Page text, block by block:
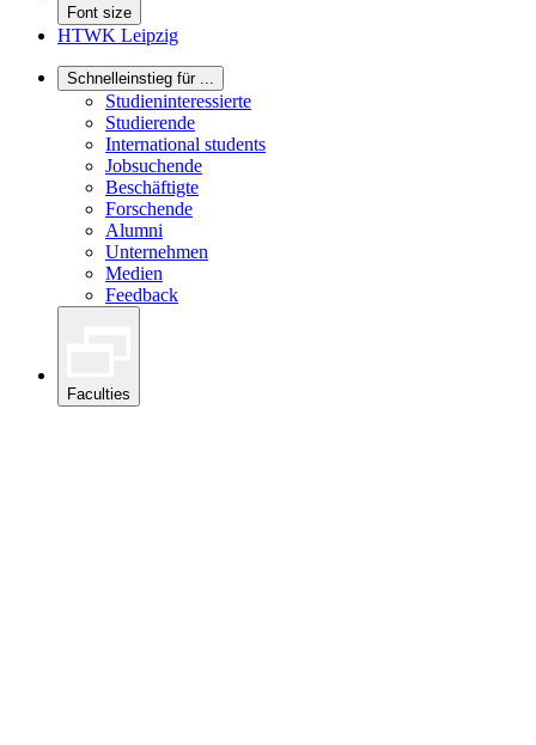
Font size
HTWK Leipzig
Schnelleinstieg für ...
Studieninteressierte
Studierende
International students
Jobsuchende
Beschäftigte
Forschende
Alumni
Unternehmen
Medien
Feedback
Faculties